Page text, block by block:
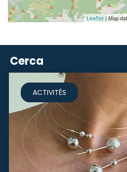
Leaflet | Map
Cerca
ACTIVITÉS